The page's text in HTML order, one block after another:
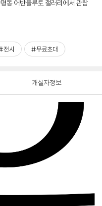
동 어반플루토 갤러리에서 관람
전시 #무료초대
개설자정보